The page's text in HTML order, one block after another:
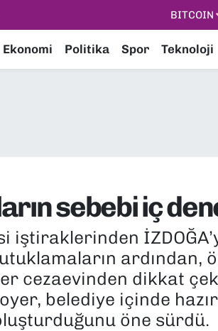
Ekonomi Politika Spor Teknoloji
sebebi iç
iştiraklerinden
cezaevinden dikkat
belediye içinde
öne sürdü.